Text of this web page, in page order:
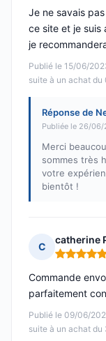
Publié le 15/06/
suite à un achat
Je ne savais
ce site et je suis
je
Réponse de
Publiée le 26/
Merci
sommes très
votre
bientôt !
C
catherine
Note : 5
Publié le 09/06/
suite à un achat
Commande
parfaitement